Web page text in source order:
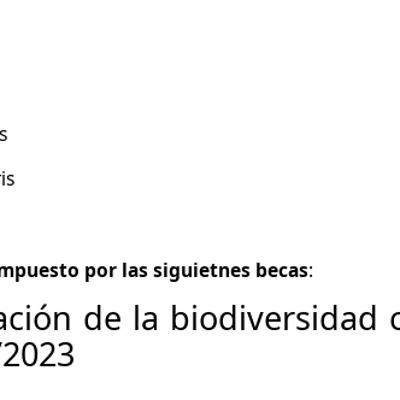
por las siguietnes becas:
de la